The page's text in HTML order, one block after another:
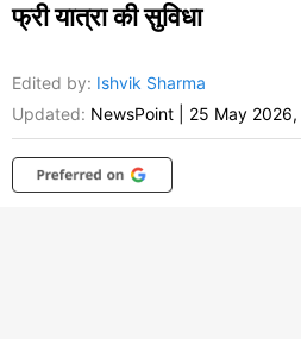
फ्री यात्रा की सुविधा
Edited by: Ishvik Sharma
Updated: NewsPoint 25 May